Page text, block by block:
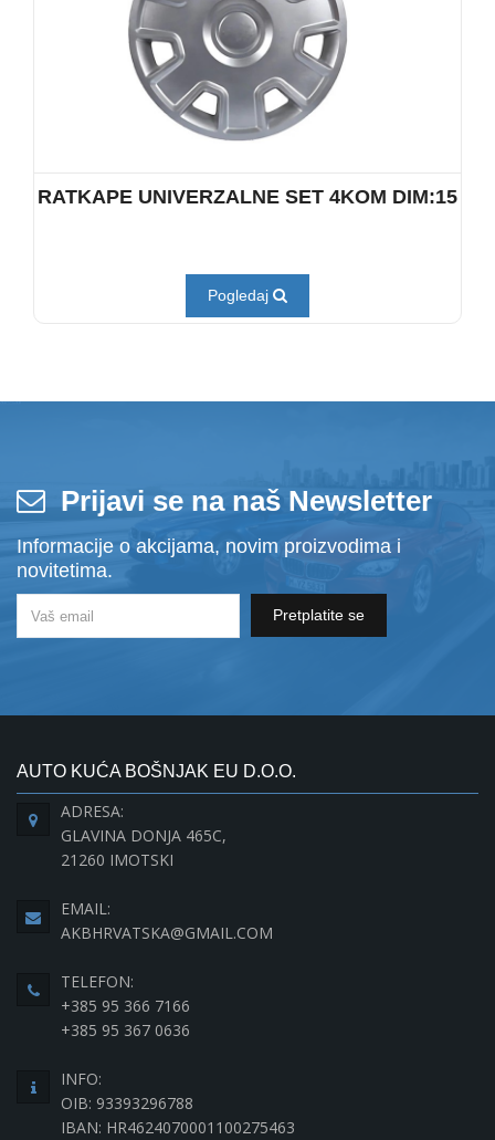
RATKAPE UNIVERZALNE SET 4KOM DIM:15
Pogledaj
Prijavi se na naš Newsletter
Informacije o akcijama, novim proizvodima i
novitetima.
Pretplatite se
AUTO KUĆA BOŠNJAK EU D.O.O.
ADRESA:
GLAVINA DONJA 465C,
21260 IMOTSKI
EMAIL:
AKBHRVATSKA@GMAIL.COM
TELEFON:
+385 95 366 7166
+385 95 367 0636
INFO:
OIB: 93393296788
IBAN: HR4624070001100275463